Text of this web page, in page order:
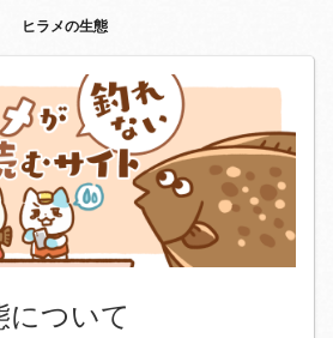
ヒラメの生態
について